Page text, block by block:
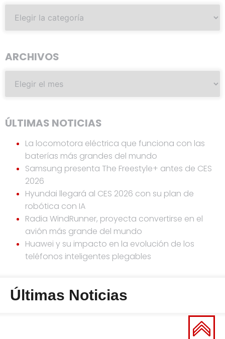
ARCHIVOS
ÚLTIMAS NOTICIAS
La locomotora eléctrica que funciona con las
baterías más grandes del mundo
Samsung presenta The Freestyle+ antes de CES
2026
Hyundai llegará al CES 2026 con su plan de
robótica con IA
Radia WindRunner, proyecta convertirse en el
avión más grande del mundo
Huawei y su impacto en la evolución de los
teléfonos inteligentes plegables
Últimas Noticias